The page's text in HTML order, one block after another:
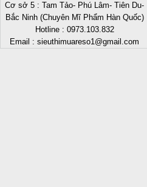
Cơ sở 5 : Tam Tảo- Phú Lâm- Tiên Du-
Bắc Ninh (Chuyên Mĩ Phẩm Hàn Quốc)
Hotline : 0973.103.832
Email : sieuthimuareso1@gmail.com